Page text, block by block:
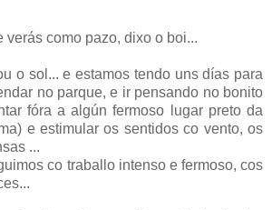
verás como pazo, dixo o boi...
o sol... e estamos tendo uns días para
no parque, e ir pensando no bonito
fóra a algún fermoso lugar preto da
e estimular os sentidos co vento, os
...
co traballo intenso e fermoso, cos